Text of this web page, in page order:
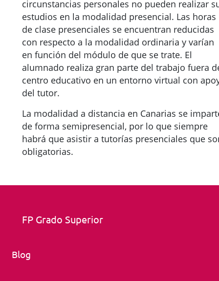
circunstancias personales no pueden realizar
estudios en la modalidad presencial. Las horas
de clase presenciales se encuentran reducidas
con respecto a la modalidad ordinaria y varían
en función del módulo de que se trate. El
alumnado realiza gran parte del trabajo fuera
centro educativo en un entorno virtual con
del tutor.
La modalidad a distancia en Canarias se
de forma semipresencial, por lo que siempre
habrá que asistir a tutorías presenciales que
obligatorias.
FP Grado Superior
Blog